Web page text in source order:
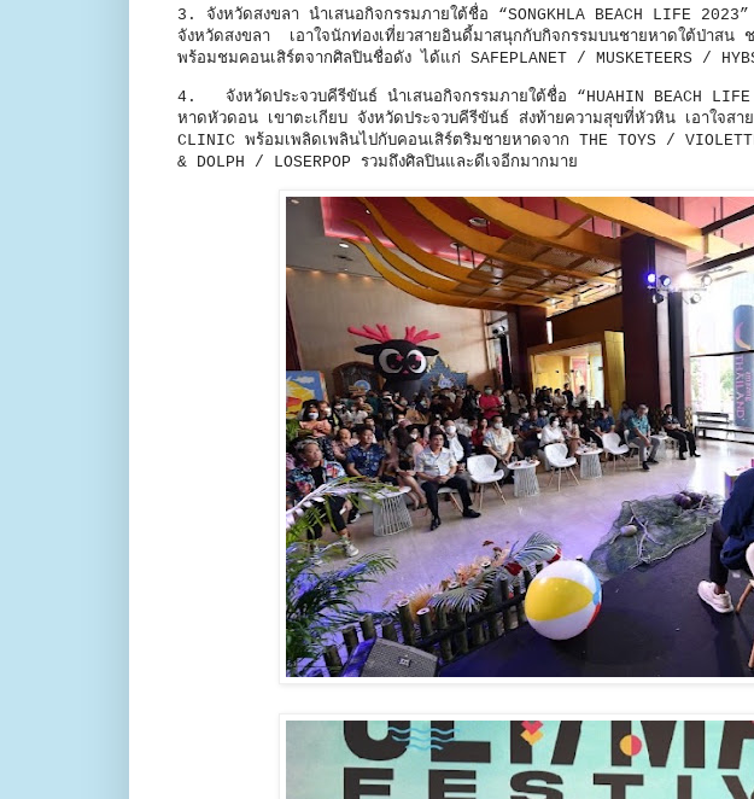
3. จังหวัดสงขลา นำเสนอกิจกรรมภายใต้ชื่อ “SONGKHLA BEACH LIFE
จังหวัดสงขลา เอาใจนักท่องเที่ยวสายอินดี้มาสนุกกับกิจกรรมบนชายหาดใต้ป่าสน
พร้อมชมคอนเสิร์ตจากศิลปินชื่อดัง ได้แก่ SAFEPLANET / MUSKETEERS /
4. จังหวัดประจวบคีรีขันธ์ นำเสนอกิจกรรมภายใต้ชื่อ “HUAHIN BEACH
หาดหัวดอน เขาตะเกียบ จังหวัดประจวบคีรีขันธ์ ส่งท้ายความสุขที่หัวหิน เอาใจส
CLINIC พร้อมเพลิดเพลินไปกับคอนเสิร์ตริมชายหาดจาก THE TOYS /
& DOLPH / LOSERPOP รวมถึงศิลปินและดีเจอีกมากมาย